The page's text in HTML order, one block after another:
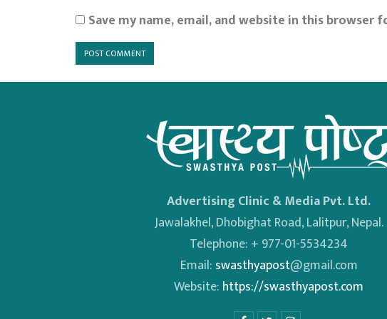
Save my name, email, and website in this
Advertising Clinic & Media Pvt. Ltd.
Jawalakhel, Dhobighat Road, Lalitpur, Nepal.
Telephone: + 977-01-5534234
Email: swasthyapost@gmail.com
Website: https://swasthyapost.com